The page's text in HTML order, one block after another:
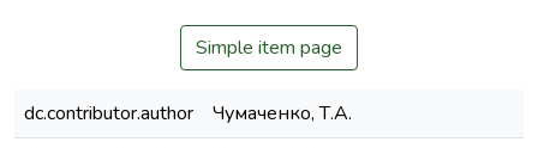
Simple item page
dc.contributor.author
Чумаченко, Т.А.